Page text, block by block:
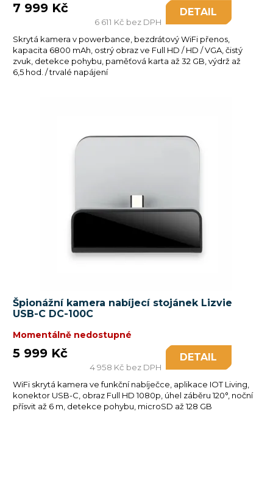
6 611 Kč bez DPH
7 999 Kč DETAIL
Skrytá kamera v powerbance, bezdrátový WiFi přenos,
kapacita 6800 mAh, ostrý obraz ve Full HD / HD / VGA, čistý
zvuk, detekce pohybu, paměťová karta až 32 GB, výdrž až
6,5 hod. / trvalé napájení
Špionážní kamera nabíjecí stojánek Lizvie
USB-C DC-100C
Momentálně nedostupné
4 958 Kč bez DPH
5 999 Kč DETAIL
WiFi skrytá kamera ve funkční nabíječce, aplikace IOT Living,
konektor USB-C, obraz Full HD 1080p, úhel záběru 120°, noční
přísvit až 6 m, detekce pohybu, microSD až 128 GB